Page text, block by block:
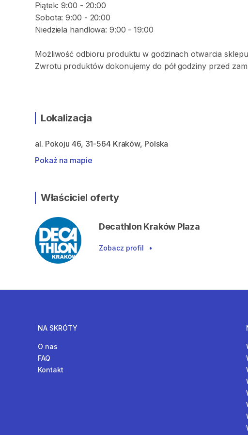
Piątek: 9:00 - 20:00
Sobota: 9:00 - 20:00
Niedziela handlowa: 9:00 - 19:00
Możliwość odbioru produktu w godzinach otwarcia
Zwrotu produktów dokonujemy do pół godziny przed
Lokalizacja
al. Pokoju 46, 31-564 Kraków, Polska
Pokaż na mapie
Właściciel oferty
Decathlon Kraków Plaza
Zobacz profil •
NA SKRÓTY
O nas
FAQ
Kontakt